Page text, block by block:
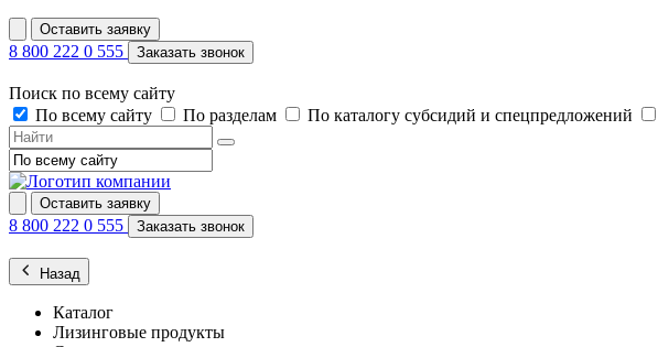
Оставить заявку
8 800 222 0 555 Заказать звонок
Поиск по всему сайту
По всему сайту
По разделам По каталогу субсидий и спецпредложений
Оставить заявку
8 800 222 0 555 Заказать звонок
Назад
Каталог
Лизинговые продукты